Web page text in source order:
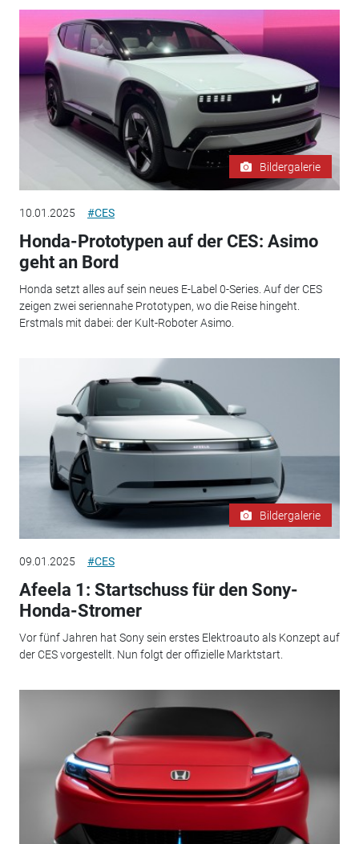
Bildergalerie
10.01.2025 #CES
Honda-Prototypen auf der CES: Asimo
geht an Bord
Honda setzt alles auf sein neues E-Label 0-Series. Auf der CES
zeigen zwei seriennahe Prototypen, wo die Reise hingeht.
Erstmals mit dabei: der Kult-Roboter Asimo.
Bildergalerie
09.01.2025 #CES
Afeela 1: Startschuss für den Sony-
Honda-Stromer
Vor fünf Jahren hat Sony sein erstes Elektroauto als Konzept auf
der CES vorgestellt. Nun folgt der offizielle Marktstart.